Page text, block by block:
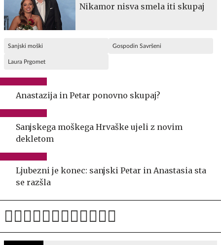
Nikamor nisva smela iti skupaj
Sanjski moški Gospodin Savršeni
Laura Prgomet
Anastazija in Petar ponovno skupaj?
Sanjskega moškega Hrvaške ujeli z novim
dekletom
Ljubezni je konec: sanjski Petar in Anastasia sta
se razšla